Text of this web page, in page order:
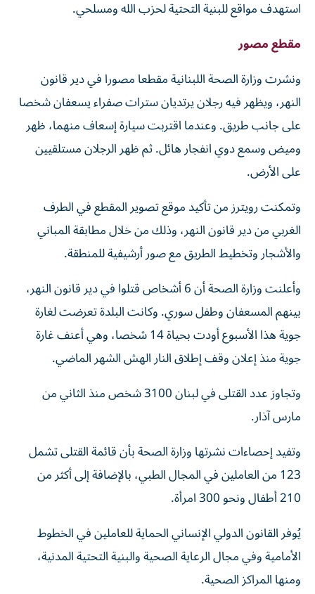
استهدف مواقع للبنية التحتية لحزب ‌الله ومسلحي.
مقطع مصور
ونشرت وزارة الصحة اللبنانية مقطعا مصورا في دير ​قانون
النهر، ويظهر فيه رجلان يرتديان سترات صفراء يسعفان شخصا
على جانب طريق. ‌وعندما اقتربت سيارة إسعاف منهما، ظهر
وميض وسمع دوي انفجار هائل. ثم ظهر الرجلان مستلقيين
على الأرض.
وتمكنت رويترز من تأكيد موقع تصوير المقطع في الطرف
الغربي من دير قانون النهر، وذلك ⁠من خلال مطابقة المباني
والأشجار وتخطيط الطريق مع صور أرشيفية للمنطقة.
وأعلنت وزارة الصحة أن 6 أشخاص قتلوا في دير قانون النهر،
بينهم المسعفان وطفل سوري. وكانت البلدة تعرضت لغارة
جوية هذا الأسبوع أودت ​بحياة 14 ‌شخصا، وهي أعنف غارة
جوية منذ إعلان وقف إطلاق النار الهش الشهر الماضي.
وتجاوز عدد ‌القتلى في لبنان 3100 شخص منذ الثاني من
مارس آذار.
وتفيد إحصاءات نشرتها وزارة الصحة بأن قائمة ‌القتلى تشمل
123 من ‌العاملين في المجال الطبي، بالإضافة إلى أكثر ⁠من
210 أطفال ونحو 300 امرأة.
يُوفر القانون الدولي الإنساني الحماية للعاملين في ‌الخطوط
الأمامية وفي مجال الرعاية الصحية والبنية التحتية المدنية،
ومنها المراكز الصحية.